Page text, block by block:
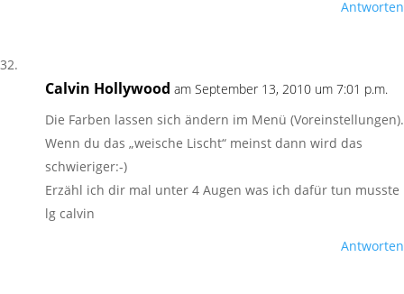
Antworten
Calvin Hollywood am September 13, 2010 um 7:01 p.m.
Die Farben lassen sich ändern im Menü (Voreinstellungen).
Wenn du das „weische Lischt“ meinst dann wird das
schwieriger:-)
Erzähl ich dir mal unter 4 Augen was ich dafür tun musste
lg calvin
Antworten